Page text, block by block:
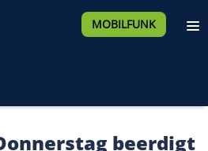
MOBILFUNK
beerdigt